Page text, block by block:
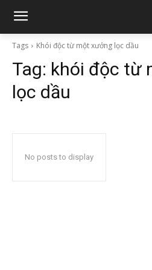
Tags Khói độc từ một xưởng lọc dầu
Tag: khói độc từ
lọc dầu
No posts to display